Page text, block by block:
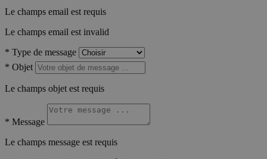
Le champs email est requis
Le champs email est invalid
* Type de message
* Objet
Le champs objet est requis
* Message
Le champs message est requis